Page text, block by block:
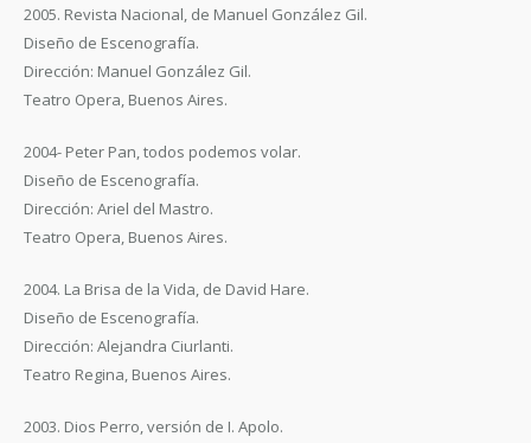
2005. Revista Nacional, de Manuel González Gil.
Diseño de Escenografía.
Dirección: Manuel González Gil.
Teatro Opera, Buenos Aires.
2004- Peter Pan, todos podemos volar.
Diseño de Escenografía.
Dirección: Ariel del Mastro.
Teatro Opera, Buenos Aires.
2004. La Brisa de la Vida, de David Hare.
Diseño de Escenografía.
Dirección: Alejandra Ciurlanti.
Teatro Regina, Buenos Aires.
2003. Dios Perro, versión de I. Apolo.